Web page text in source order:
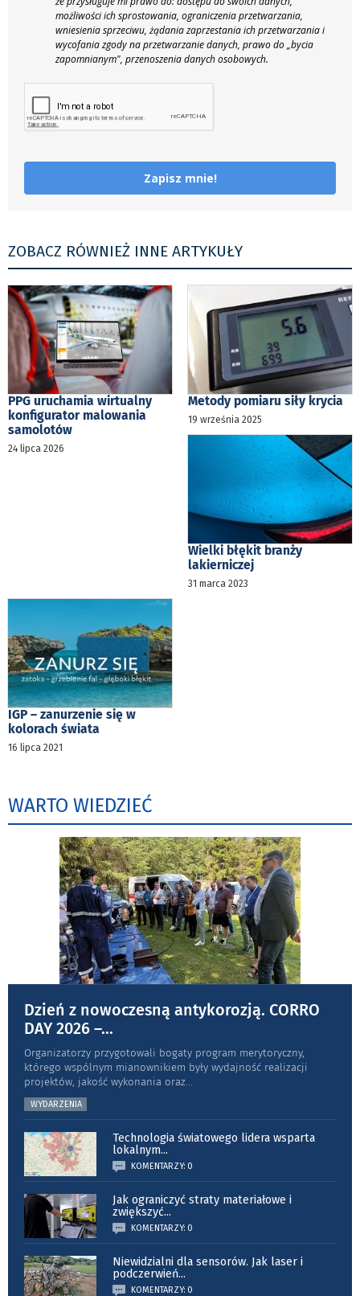
możliwości ich sprostowania, ograniczenia przetwarzania,
wniesienia sprzeciwu, żądania zaprzestania ich przetwarzania i
wycofania zgody na przetwarzanie danych, prawo do „bycia
zapomnianym", przenoszenia danych osobowych.
Zapisz mnie!
ZOBACZ RÓWNIEŻ INNE ARTYKUŁY
PPG uruchamia wirtualny
konfigurator malowania
samolotów
24 lipca 2026
Metody pomiaru siły krycia
19 września 2025
Wielki błękit branży
lakierniczej
31 marca 2023
IGP – zanurzenie się w
kolorach świata
16 lipca 2021
WARTO WIEDZIEĆ
Dzień z nowoczesną antykorozją. CORRO
DAY 2026 –...
Organizatorzy przygotowali bogaty program merytoryczny,
którego wspólnym mianownikiem były wydajność realizacji
projektów, jakość wykonania oraz...
WYDARZENIA
Technologia światowego lidera wsparta
lokalnym...
KOMENTARZY: 0
Jak ograniczyć straty materiałowe i
zwiększyć...
KOMENTARZY: 0
Niewidzialni dla sensorów. Jak laser i
podczerwień...
KOMENTARZY: 0